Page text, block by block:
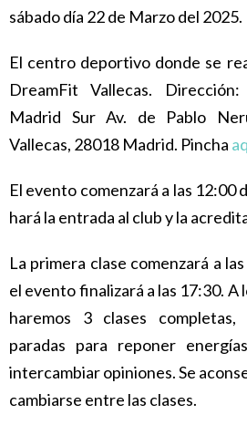
sábado día 22 de Marzo del 2025.
El centro deportivo donde se
DreamFit Vallecas. Dirección:
Madrid Sur Av. de Pablo
Vallecas, 28018 Madrid. Pincha
El evento comenzará a las 12:00
hará la entrada al club y la
La primera clase comenzará a
el evento finalizará a las 17:30. A
haremos 3 clases completas,
paradas para reponer
intercambiar opiniones. Se
cambiarse entre las clases.